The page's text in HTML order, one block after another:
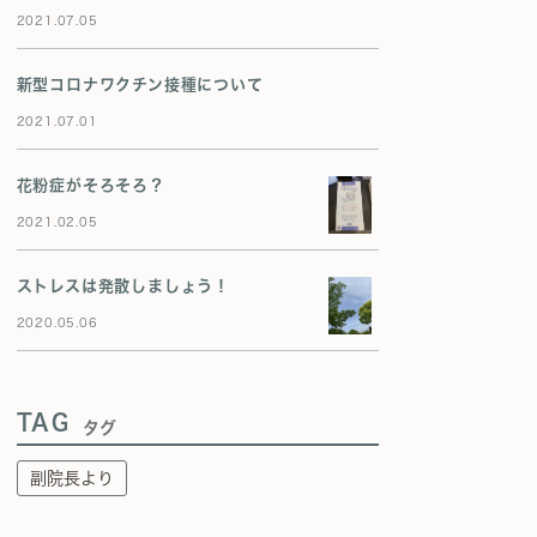
2021.07.05
新型コロナワクチン接種について
2021.07.01
花粉症がそろそろ？
2021.02.05
ストレスは発散しましょう！
2020.05.06
TAG タグ
副院長より